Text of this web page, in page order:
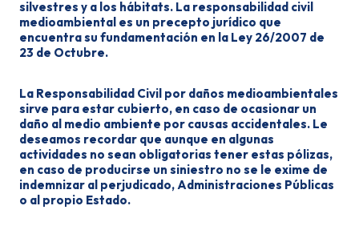
silvestres y a los hábitats. La responsabilidad civil
medioambiental es un precepto jurídico que
encuentra su fundamentación en la Ley 26/2007 de
23 de Octubre.
La Responsabilidad Civil por daños medioambientales
sirve para estar cubierto, en caso de ocasionar un
daño al medio ambiente por causas accidentales. Le
deseamos recordar que aunque en algunas
actividades no sean obligatorias tener estas pólizas,
en caso de producirse un siniestro no se le exime de
indemnizar al perjudicado, Administraciones Públicas
o al propio Estado.